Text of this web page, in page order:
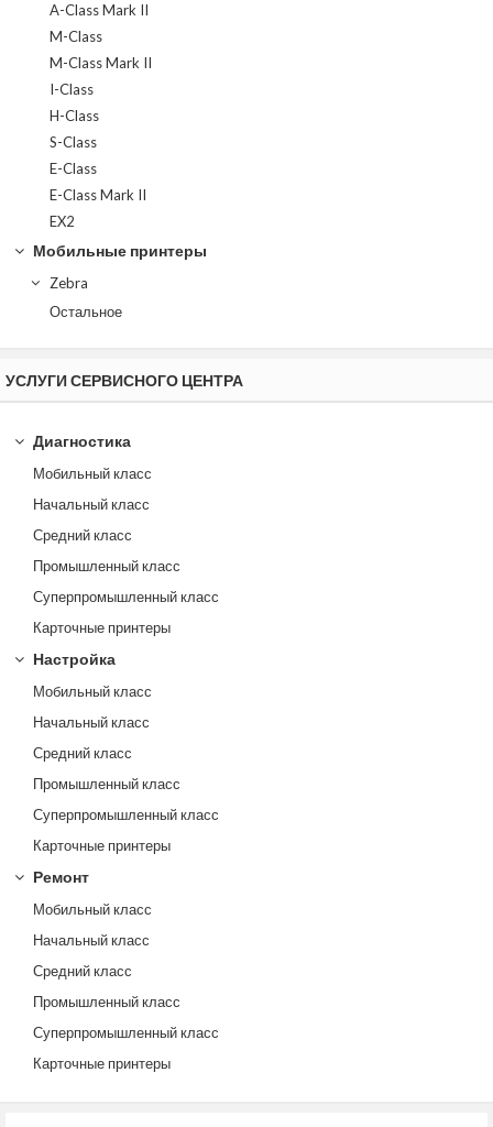
A-Class Mark II
M-Class
M-Class Mark II
I-Class
H-Class
S-Class
E-Class
E-Class Mark II
EX2
Мобильные принтеры
Zebra
Остальное
УСЛУГИ СЕРВИСНОГО ЦЕНТРА
Диагностика
Мобильный класс
Начальный класс
Средний класс
Промышленный класс
Суперпромышленный класс
Карточные принтеры
Настройка
Мобильный класс
Начальный класс
Средний класс
Промышленный класс
Суперпромышленный класс
Карточные принтеры
Ремонт
Мобильный класс
Начальный класс
Средний класс
Промышленный класс
Суперпромышленный класс
Карточные принтеры